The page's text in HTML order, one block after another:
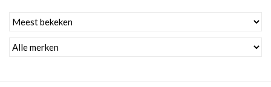
| Alles om te Meten |